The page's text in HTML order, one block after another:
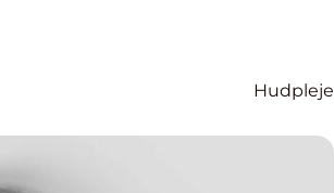
Hudpleje